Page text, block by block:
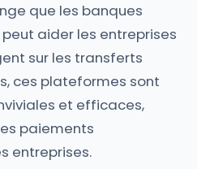
que les banques
aider les entreprises
sur les transferts
ces plateformes sont
et efficaces,
paiements
entreprises.